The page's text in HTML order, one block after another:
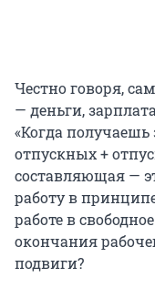
Честно говоря,
— деньги,
«Когда получаешь
отпускных +
составляющая —
работу в
работе в
окончания
подвиги?